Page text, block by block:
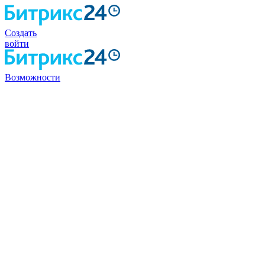
Создать
войти
Возможности